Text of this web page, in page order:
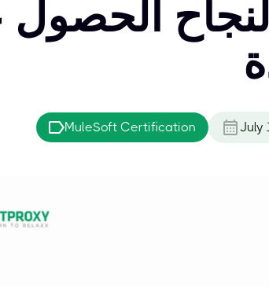
لنجاح
MuleSoft Certification July